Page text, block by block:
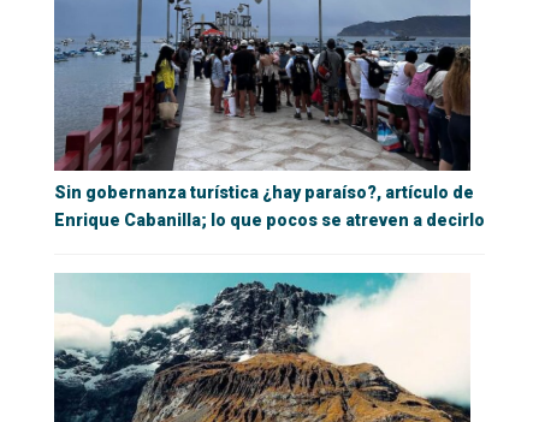
Sin gobernanza turística ¿hay paraíso?, artículo de
Enrique Cabanilla; lo que pocos se atreven a decirlo